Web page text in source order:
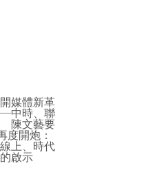
媒體新革
中時、聯
陳文藝要
度開炮：
上、時代
啟示